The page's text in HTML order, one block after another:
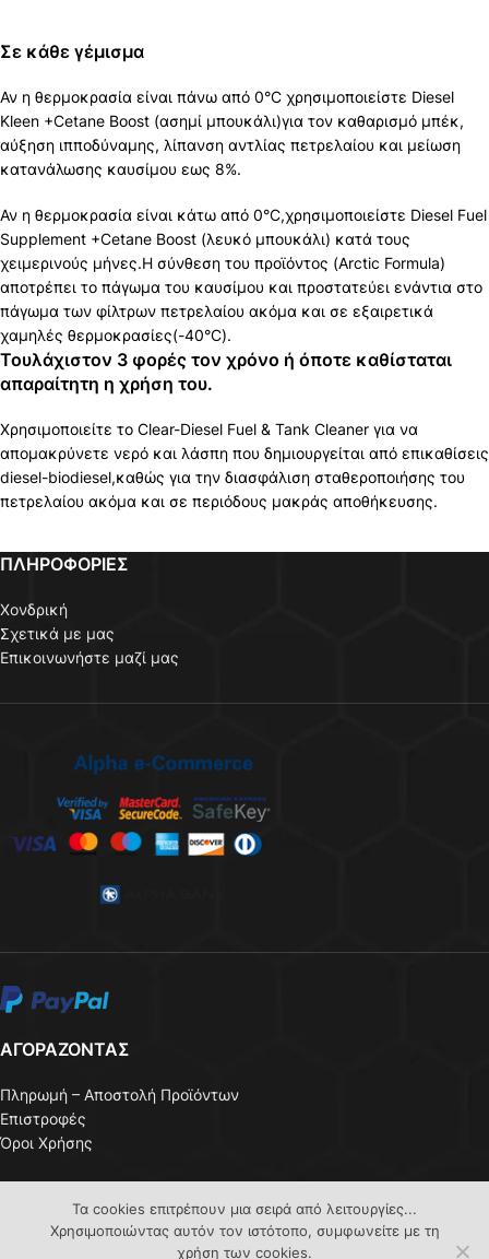
Σε κάθε γέμισμα
Αν η θερμοκρασία είναι πάνω από 0°C χρησιμοποιείστε Diesel
Kleen +Cetane Boost (ασημί μπουκάλι)για τον καθαρισμό μπέκ,
αύξηση ιπποδύναμης, λίπανση αντλίας πετρελαίου και μείωση
κατανάλωσης καυσίμου εως 8%.
Αν η θερμοκρασία είναι κάτω από 0°C,χρησιμοποιείστε Diesel Fuel
Supplement +Cetane Boost (λευκό μπουκάλι) κατά τους
χειμερινούς μήνες.Η σύνθεση του προϊόντος (Arctic Formula)
αποτρέπει το πάγωμα του καυσίμου και προστατεύει ενάντια στο
πάγωμα των φίλτρων πετρελαίου ακόμα και σε εξαιρετικά
χαμηλές θερμοκρασίες(-40°C).
Τουλάχιστον 3 φορές τον χρόνο ή όποτε καθίσταται
απαραίτητη η χρήση του.
Χρησιμοποιείτε το Clear-Diesel Fuel & Tank Cleaner για να
απομακρύνετε νερό και λάσπη που δημιουργείται από επικαθίσεις
diesel-biodiesel,καθώς για την διασφάλιση σταθεροποιήσης του
πετρελαίου ακόμα και σε περιόδους μακράς αποθήκευσης.
ΠΛΗΡΟΦΟΡΙΕΣ
Χονδρική
Σχετικά με μας
Επικοινωνήστε μαζί μας
ΑΓΟΡΑΖΟΝΤΑΣ
Πληρωμή – Αποστολή Προϊόντων
Επιστροφές
Όροι Χρήσης
Σύνδεση / Εγγραφή
Τα cookies επιτρέπουν μια σειρά από λειτουργίες...
Χρησιμοποιώντας αυτόν τον ιστότοπο, συμφωνείτε με τη
χρήση των cookies.